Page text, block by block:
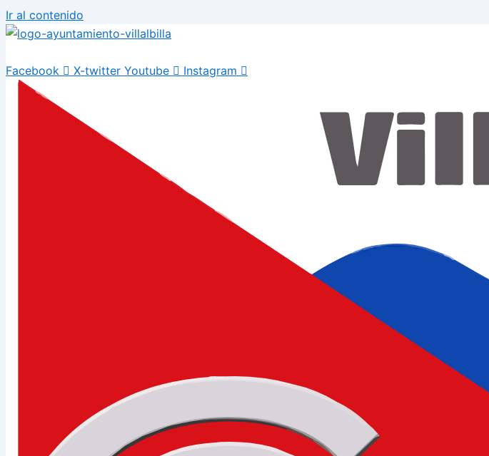
Ir al contenido
Facebook X-twitter Youtube Instagram